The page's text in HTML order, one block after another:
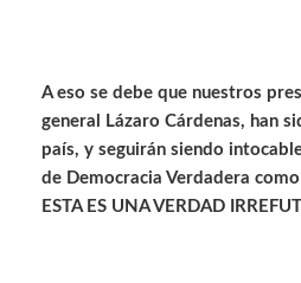
A eso se debe que nuestros
general Lázaro Cárdenas, han
país, y seguirán siendo
de Democracia Verdadera
ESTA ES UNA VERDAD